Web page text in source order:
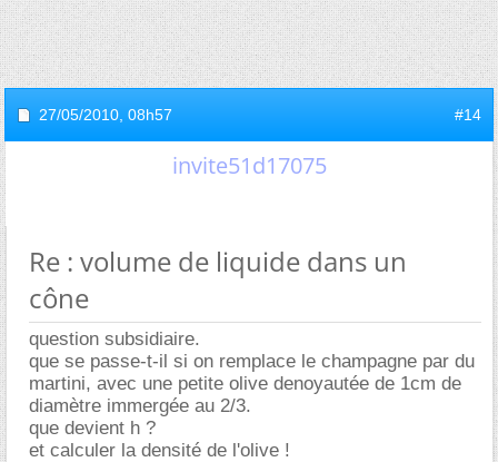
27/05/2010, 08h57 #14
invite51d17075
Re : volume de liquide dans un
cône
question subsidiaire.
que se passe-t-il si on remplace le champagne par du
martini, avec une petite olive denoyautée de 1cm de
diamètre immergée au 2/3.
que devient h ?
et calculer la densité de l'olive !